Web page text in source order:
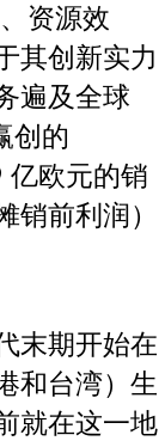
资源效
其创新实力
遍及全球
创的
欧元的销
前利润）
末期开始在
和台湾）生
就在这一地